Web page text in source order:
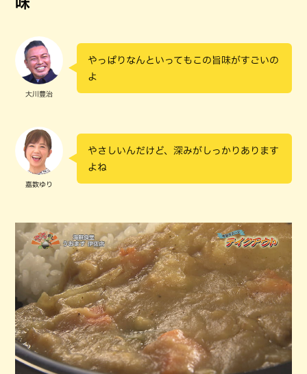
大川豊治
やっぱりなんといってもこの旨味がすごいの
よ
嘉数ゆり
やさしいんだけど、深みがしっかりあります
よね